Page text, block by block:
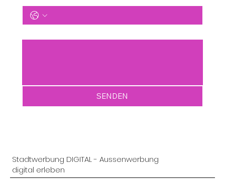
SENDEN
Stadtwerbung DIGITAL - Aussenwerbung
digital erleben